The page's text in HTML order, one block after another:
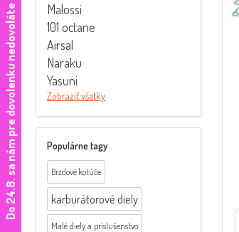
Malossi
101 octane
Airsal
Naraku
Yasuni
Zobraziť všetky
Populárne tagy
Brzdové kotúče
karburátorové diely
Malé diely a príslušenstvo
D
o
2
4
.
8
.
s
a
n
á
m
p
r
e
d
o
v
o
l
e
n
k
u
n
e
d
o
v
o
l
á
t
e